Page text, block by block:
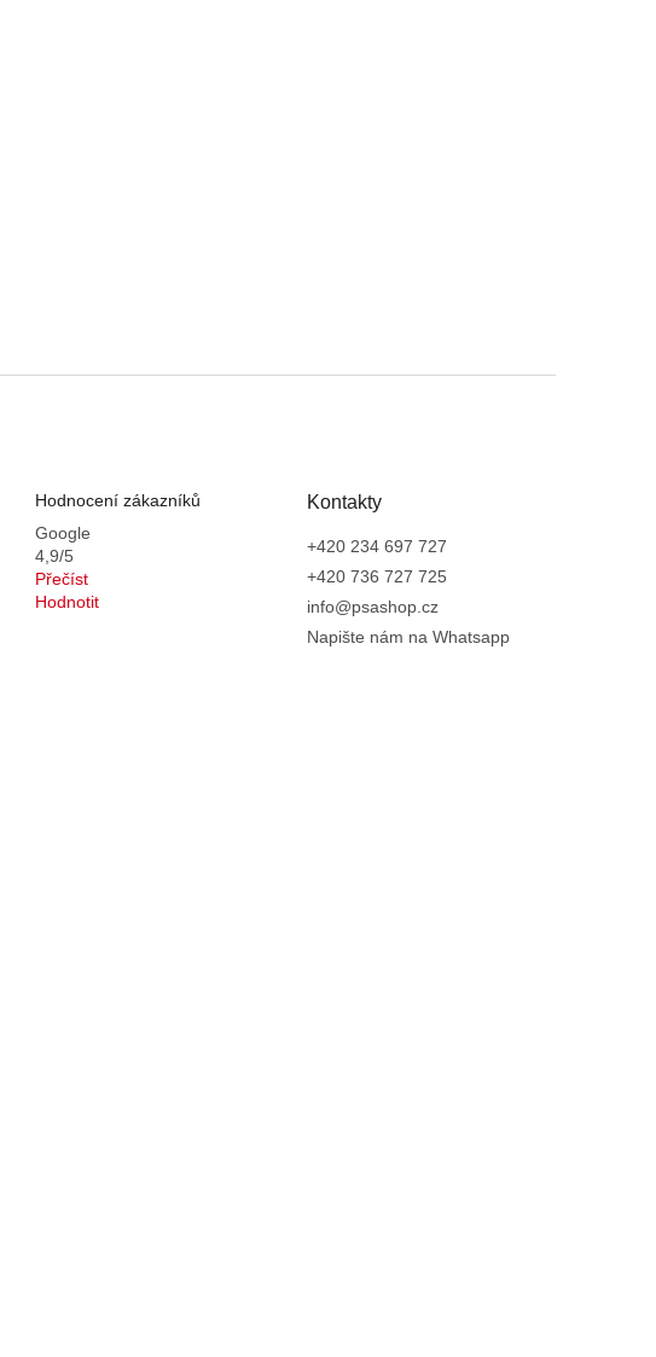
Hodnocení zákazníků
Google
4,9/5
Přečíst
Hodnotit
Kontakty
+420 234 697 727
+420 736 727 725
info@psashop.cz
Napište nám na Whatsapp